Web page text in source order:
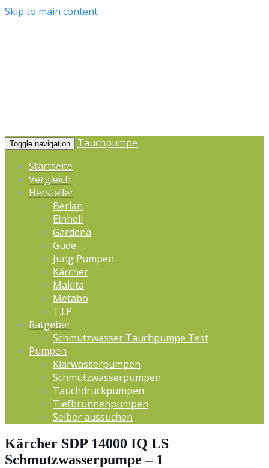
Skip to main content
Toggle navigation
Tauchpumpe
Startseite
Vergleich
Hersteller
Berlan
Einhell
Gardena
Güde
Jung Pumpen
Kärcher
Makita
Metabo
T.I.P.
Ratgeber
Schmutzwasser Tauchpumpe Test
Pumpen
Klarwasserpumpen
Schmutzwasserpumpen
Tauchdruckpumpen
Tiefbrunnenpumpen
Selber aussuchen
Kärcher SDP 14000 IQ LS
Schmutzwasserpumpe – 1